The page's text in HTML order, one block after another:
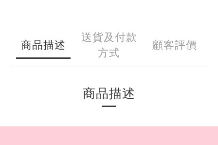
商品描述
送貨及付款
方式
顧客評價
商品描述